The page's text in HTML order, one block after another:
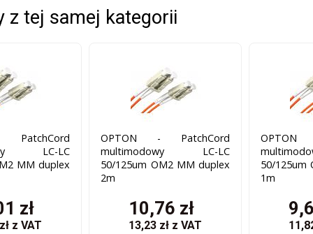
z tej samej kategorii
LC-LC
MM duplex
zł
z VAT
OPTON - PatchCord
multimodowy LC-LC
50/125um OM2 MM duplex
2m
10,76 zł
13,23 zł z VAT
50/125um
1m